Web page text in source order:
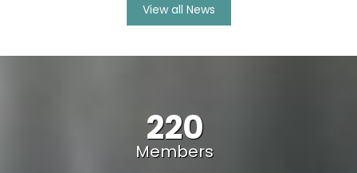
View all News
220
Members